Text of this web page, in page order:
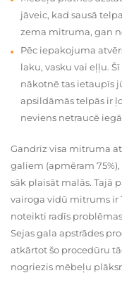
jāveic, kad sausā
zema mitruma, gan
Pēc iepakojuma
laku, vasku vai eļļu.
nākotnē tas ietaupīs
apsildāmās telpās ir
neviens netraucē
Gandrīz visa mitruma
galiem (apmēram
sāk plaisāt malās. Tajā
vairoga vidū mitrums ir
noteikti radīs
Sejas gala apstrādes
atkārtot šo procedūru
nogriezis mēbeļu